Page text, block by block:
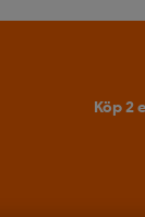
Köp 2